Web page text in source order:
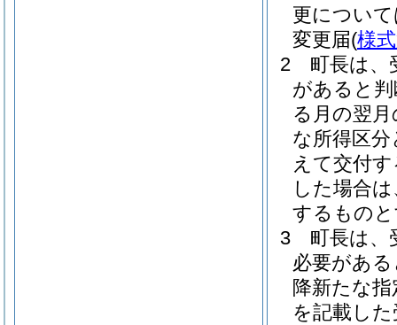
更につい
変更届(様
2
町長は、
があると
る月の翌
な所得区
えて交付
した場合
するもの
3
町長は、
必要があ
降新たな
を記載し